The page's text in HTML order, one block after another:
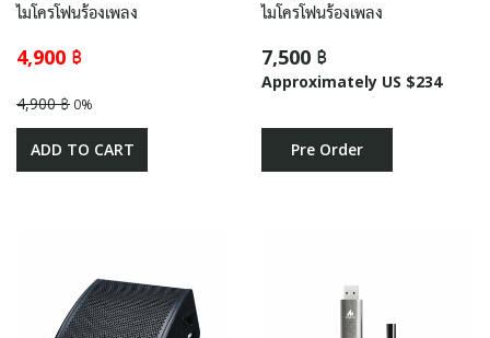
ไมโครโฟนร้องเพลง
4,900 ฿
4,900 ฿ 0%
ADD TO CART
ไมโครโฟนร้องเพลง
7,500 ฿
Approximately US $234
Pre Order